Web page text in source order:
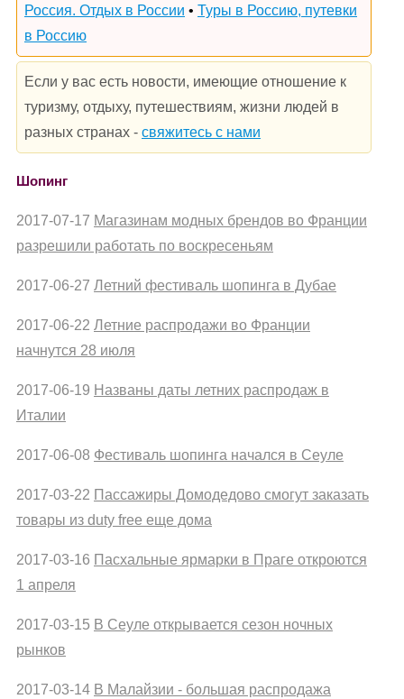
Россия. Отдых в России • Туры в Россию, путевки
в Россию
Если у вас есть новости, имеющие отношение к
туризму, отдыху, путешествиям, жизни людей в
разных странах - свяжитесь с нами
Шопинг
2017-07-17 Магазинам модных брендов во Франции
разрешили работать по воскресеньям
2017-06-27 Летний фестиваль шопинга в Дубае
2017-06-22 Летние распродажи во Франции
начнутся 28 июля
2017-06-19 Названы даты летних распродаж в
Италии
2017-06-08 Фестиваль шопинга начался в Сеуле
2017-03-22 Пассажиры Домодедово смогут заказать
товары из duty free еще дома
2017-03-16 Пасхальные ярмарки в Праге откроются
1 апреля
2017-03-15 В Сеуле открывается сезон ночных
рынков
2017-03-14 В Малайзии - большая распродажа